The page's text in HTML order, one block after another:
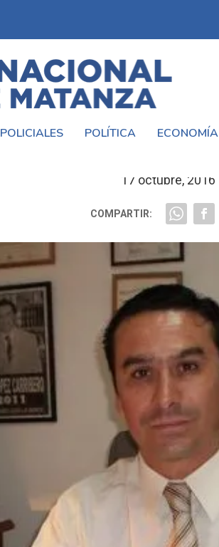
POLICIALES POLÍTICA ECONOMÍA
17 octubre, 2016
COMPARTIR: